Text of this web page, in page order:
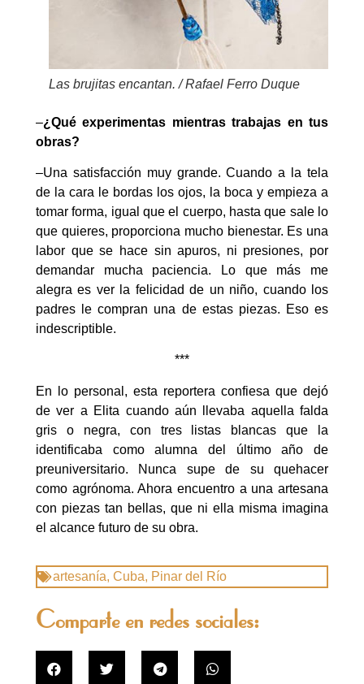
Las brujitas encantan. / Rafael Ferro Duque
–¿Qué experimentas mientras trabajas en tus
obras?
–Una satisfacción muy grande. Cuando a la tela
de la cara le bordas los ojos, la boca y empieza a
tomar forma, igual que el cuerpo, hasta que sale lo
que quieres, proporciona mucho bienestar. Es una
labor que se hace sin apuros, ni presiones, por
demandar mucha paciencia. Lo que más me
alegra es ver la felicidad de un niño, cuando los
padres le compran una de estas piezas. Eso es
indescriptible.
***
En lo personal, esta reportera confiesa que dejó
de ver a Elita cuando aún llevaba aquella falda
gris o negra, con tres listas blancas que la
identificaba como alumna del último año de
preuniversitario. Nunca supe de su quehacer
como agrónoma. Ahora encuentro a una artesana
con piezas tan bellas, que ni ella misma imagina
el alcance futuro de su obra.
artesanía, Cuba, Pinar del Río
Comparte en redes sociales: